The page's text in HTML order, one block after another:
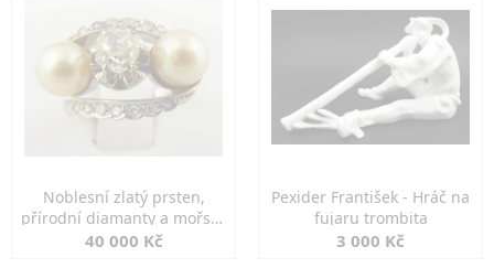
Noblesní zlatý prsten,
přírodní diamanty a mořské
perly
40 000 Kč
Pexider František - Hráč na
fujaru trombita
3 000 Kč